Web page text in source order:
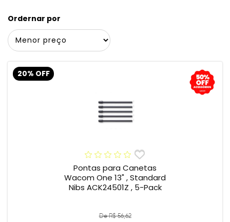
Ordernar por
20% OFF
Pontas para Canetas
Wacom One 13" , Standard
Nibs ACK24501Z , 5-Pack
De R$ 56,62